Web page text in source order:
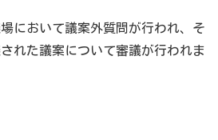
において議案外質問が行われ、そ
れた議案について審議が行われま